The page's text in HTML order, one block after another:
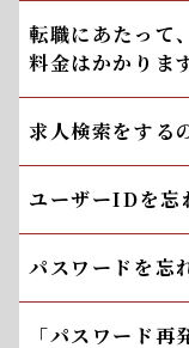
転職にあたって
料金はかかりま
求人検索をする
ユーザーIDを忘
パスワードを忘
「パスワード